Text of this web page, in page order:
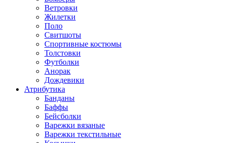
Ветровки
Жилетки
Поло
Свитшоты
Спортивные костюмы
Толстовки
Футболки
Анорак
Дождевики
Атрибутика
Банданы
Баффы
Бейсболки
Варежки вязаные
Варежки текстильные